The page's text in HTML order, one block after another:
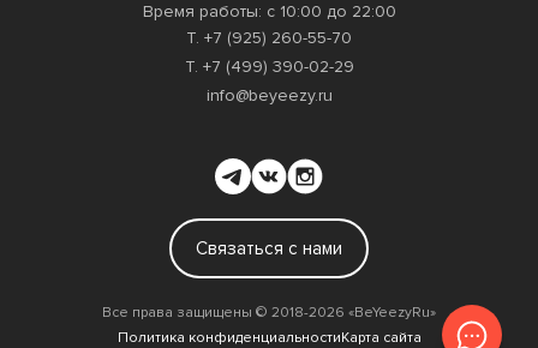
Время работы: с 10:00 до 22:00
Т. +7 (925) 260-55-70
Т. +7 (499) 390-02-29
info@beyeezy.ru
Связаться с нами
Все права защищены ©️ 2018-2026 «BeYeezyRu»
Политика конфиденциальностиКарта сайта